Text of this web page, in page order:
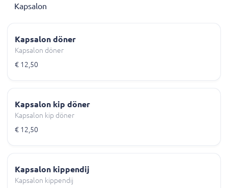
Kapsalon
Kapsalon döner
Kapsalon döner
€ 12,50
Kapsalon kip döner
Kapsalon kip döner
€ 12,50
Kapsalon kippendij
Kapsalon kippendij